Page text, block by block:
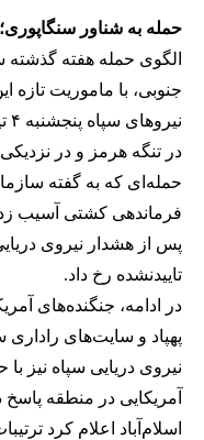
حمله به شناور
الگوی حمله هفته
جنوبی، با ماموریت تازه
در تنگه هرمز و در
حمله‌ای که به گفته
فرماندهی کشتی آسیب زد
پس از هشدار نیروی
تاییدنشده رخ داد.
پهپاد و سایت‌های راداری
نیروی دریایی سپاه نیز
اسلام‌آباد اعلام کرد